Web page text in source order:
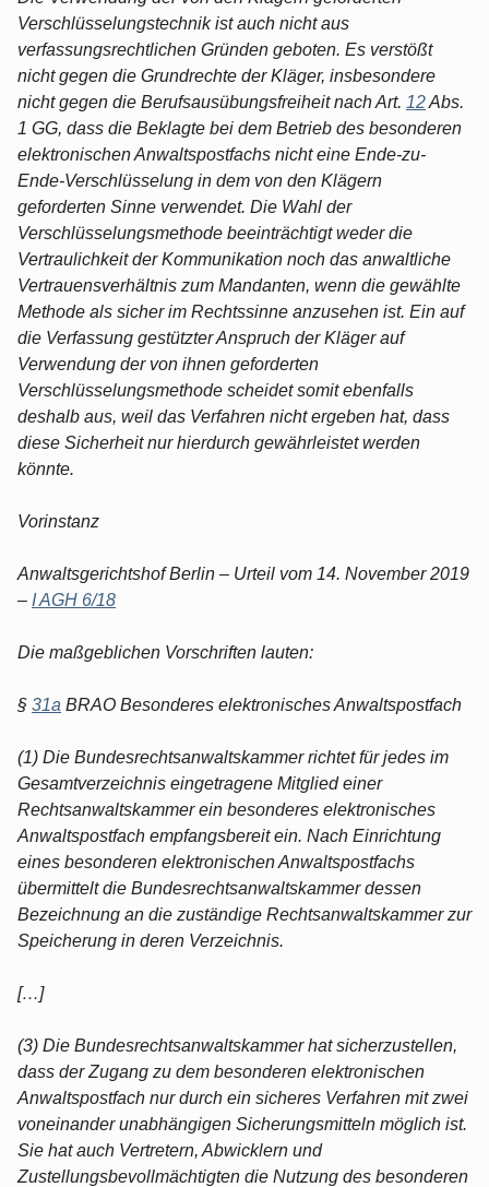
Verschlüsselungstechnik ist auch nicht aus
verfassungsrechtlichen Gründen geboten. Es verstößt
nicht gegen die Grundrechte der Kläger, insbesondere
nicht gegen die Berufsausübungsfreiheit nach Art. 12Abs.
1 GG, dass die Beklagte bei dem Betrieb des besonderen
elektronischen Anwaltspostfachs nicht eine Ende-zu-
Ende-Verschlüsselung in dem von den Klägern
geforderten Sinne verwendet. Die Wahl der
Verschlüsselungsmethode beeinträchtigt weder die
Vertraulichkeit der Kommunikation noch das anwaltliche
Vertrauensverhältnis zum Mandanten, wenn die gewählte
Methode als sicher im Rechtssinne anzusehen ist. Ein auf
die Verfassung gestützter Anspruch der Kläger auf
Verwendung der von ihnen geforderten
Verschlüsselungsmethode scheidet somit ebenfalls
deshalb aus, weil das Verfahren nicht ergeben hat, dass
diese Sicherheit nur hierdurch gewährleistet werden
könnte.
Vorinstanz
Anwaltsgerichtshof Berlin – Urteil vom 14. November 2019
– I AGH 6/18
Die maßgeblichen Vorschriften lauten:
§ 31a BRAO Besonderes elektronisches Anwaltspostfach
(1) Die Bundesrechtsanwaltskammer richtet für jedes im
Gesamtverzeichnis eingetragene Mitglied einer
Rechtsanwaltskammer ein besonderes elektronisches
Anwaltspostfach empfangsbereit ein. Nach Einrichtung
eines besonderen elektronischen Anwaltspostfachs
übermittelt die Bundesrechtsanwaltskammer dessen
Bezeichnung an die zuständige Rechtsanwaltskammer zur
Speicherung in deren Verzeichnis.
[…]
(3) Die Bundesrechtsanwaltskammer hat sicherzustellen,
dass der Zugang zu dem besonderen elektronischen
Anwaltspostfach nur durch ein sicheres Verfahren mit zwei
voneinander unabhängigen Sicherungsmitteln möglich ist.
Sie hat auch Vertretern, Abwicklern und
Zustellungsbevollmächtigten die Nutzung des besonderen